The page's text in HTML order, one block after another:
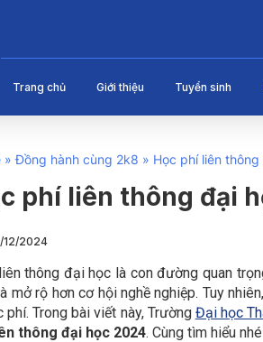
Trang chủ Giới thiệu Tuyển sinh
»Đồng hành cùng 2k8 » Học phí liên
phí liên thông đại
12/2024
thông đại học là con đường quan
mở rộ hơn cơ hội nghề nghiệp. Tuy
phí. Trong bài viết này, Trường Đại học
thông đại học 2024. Cùng tìm hiểu